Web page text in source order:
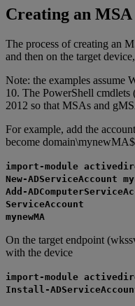
Creating an MSA
The process of creating an
and then on the target
Note: the examples assume
10. The PowerShell
2012 so that MSAs and
For example, add the
become
import-module
New-ADServiceAccount
Add-
ServiceAccount
mynewMA
On the target endpoint
with the device
import-module
Install-